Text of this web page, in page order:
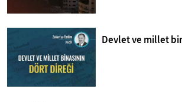
Devlet ve millet